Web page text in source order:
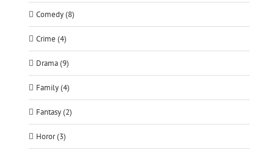
Comedy (8)
Crime (4)
Drama (9)
Family (4)
Fantasy (2)
Horor (3)